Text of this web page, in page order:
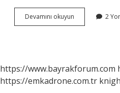
Devamını okuyun
Etmek
2
https://www.bayrakforum.com
https://emkadrone.com.tr